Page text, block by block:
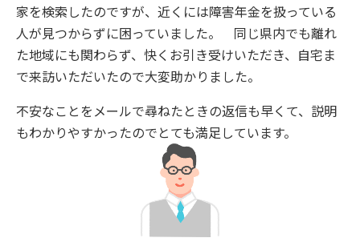
家を検索したのですが、近くには障害年金を扱っている
人が見つからずに困っていました。 同じ県内でも離れ
た地域にも関わらず、快くお引き受けいただき、自宅ま
で来訪いただいたので大変助かりました。
不安なことをメールで尋ねたときの返信も早くて、説明
もわかりやすかったのでとても満足しています。